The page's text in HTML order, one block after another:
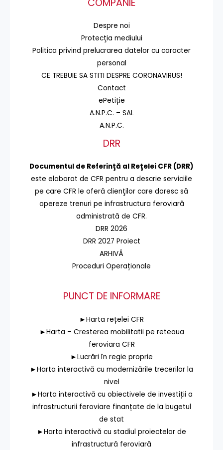
COMPANIE
Despre noi
Protecţia mediului
Politica privind prelucrarea datelor cu caracter
personal
CE TREBUIE SA STITI DESPRE CORONAVIRUS!
Contact
ePetiție
A.N.P.C. – SAL
A.N.P.C.
DRR
Documentul de Referinţă al Reţelei CFR (DRR)
este elaborat de CFR pentru a descrie serviciile
pe care CFR le oferă clienţilor care doresc să
opereze trenuri pe infrastructura feroviară
administrată de CFR.
DRR 2026
DRR 2027 Proiect
ARHIVĂ
Proceduri Operaționale
PUNCT DE INFORMARE
►Harta rețelei CFR
►Harta – Cresterea mobilitatii pe reteaua
feroviara CFR
►Lucrări în regie proprie
►Harta interactivă cu modernizările trecerilor la
nivel
►Harta interactivă cu obiectivele de investiții a
infrastructurii feroviare finanțate de la bugetul
de stat
►Harta interactivă cu stadiul proiectelor de
infrastructură feroviară